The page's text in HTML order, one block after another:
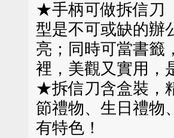
★手柄可做拆信刀
型是不可或缺的辦
亮；同時可當書籤
裡，美觀又實用，
★拆信刀含盒裝，
節禮物、生日禮物
有特色！